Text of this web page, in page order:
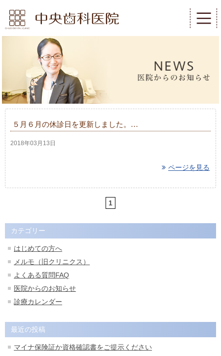
５月６月の休診日を更新しました。…
2018年03月13日
ページを見る
1
カテゴリー
はじめての方へ
メルモ（旧クリニクス）
よくある質問FAQ
医院からのお知らせ
診療カレンダー
最近の投稿
マイナ保険証か資格確認書をご提示ください